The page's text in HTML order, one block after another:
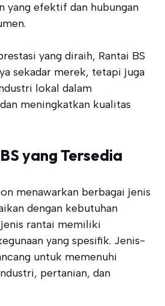
yang efektif dan hubungan
yang diraih, Rantai BS
sekadar merek, tetapi juga
lokal dalam
meningkatkan kualitas
yang Tersedia
menawarkan berbagai jenis
dengan kebutuhan
rantai memiliki
yang spesifik. Jenis-
untuk memenuhi
pertanian, dan